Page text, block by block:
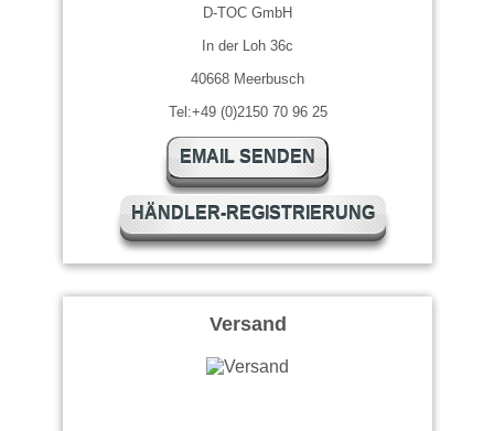
D-TOC GmbH
In der Loh 36c
40668 Meerbusch
Tel:+49 (0)2150 70 96 25
EMAIL SENDEN
HÄNDLER-REGISTRIERUNG
Versand